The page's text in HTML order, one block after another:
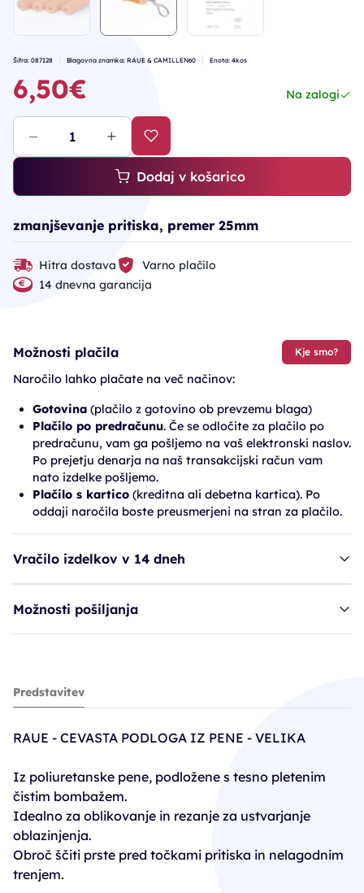
Šifra: 087128 Blagovna znamka: RAUE & CAMILLEN60 Enota: 4kos
6,50€ Na zalogi
Dodaj v košarico
zmanjševanje pritiska, premer 25mm
Hitra dostava
Varno plačilo
14 dnevna garancija
Možnosti plačila Kje smo?
Naročilo lahko plačate na več načinov:
Gotovina (plačilo z gotovino ob prevzemu blaga)
Plačilo po predračunu. Če se odločite za plačilo po
predračunu, vam ga pošljemo na vaš elektronski naslov.
Po prejetju denarja na naš transakcijski račun vam
nato izdelke pošljemo.
Plačilo s kartico (kreditna ali debetna kartica). Po
oddaji naročila boste preusmerjeni na stran za plačilo.
Vračilo izdelkov v 14 dneh
Možnosti pošiljanja
Raue cevasta podloga, pena - velika
6,50€
Predstavitev
RAUE - CEVASTA PODLOGA IZ PENE - VELIKA
Iz poliuretanske pene, podložene s tesno pletenim
čistim bombažem.
Idealno za oblikovanje in rezanje za ustvarjanje
oblazinjenja.
Obroč ščiti prste pred točkami pritiska in nelagodnim
trenjem.